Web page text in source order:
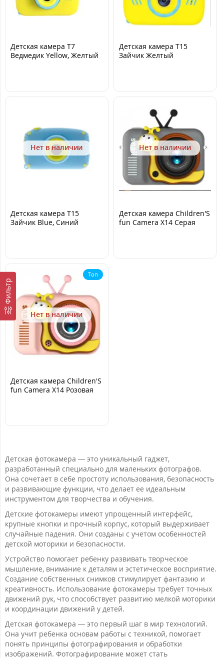
Фильтр
Детская камера T7
Ведмедик Yellow, Желтый
Детская камера T15
Зайчик Желтый
Нет в наличии
Детская камера T15
Зайчик Blue, Синий
Нет в наличии
Детская камера Children'S
fun Camera X14 Серая
Топ
Нет в наличии
Детская камера Children'S
fun Camera X14 Розовая
Детская фотокамера — это уникальный гаджет,
разработанный специально для маленьких фотографов.
Она сочетает в себе простоту использования, безопасность
и развивающие функции, что делает ее идеальным
инструментом для творчества и обучения.
Детские фотокамеры имеют упрощенный интерфейс,
крупные кнопки и прочный корпус, который выдерживает
случайные падения. Они созданы с учетом особенностей
детской моторики и безопасности.
Устройство помогает ребенку развивать творческое
мышление, внимание к деталям и эстетическое восприятие.
Создание собственных снимков стимулирует фантазию и
креативность. Использование фотокамеры требует точных
движений рук, что способствует развитию мелкой моторики
и координации движений у детей.
Детская фотокамера — это первый шаг в мир технологий.
Она учит ребенка основам работы с техникой, помогает
понять принципы фотографирования и обработки
изображений. Фотографирование может стать